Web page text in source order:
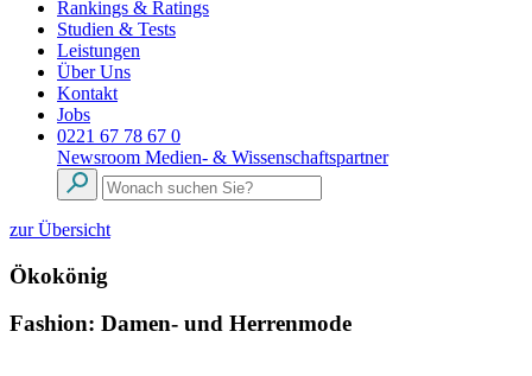
Rankings & Ratings
Studien & Tests
Leistungen
Über Uns
Kontakt
Jobs
0221 67 78 67 0
Newsroom Medien- & Wissenschaftspartner
zur Übersicht
Ökokönig
Fashion: Damen- und Herrenmode